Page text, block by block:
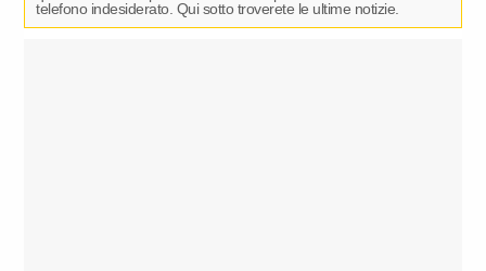
telefono indesiderato. Qui sotto troverete le ultime notizie.